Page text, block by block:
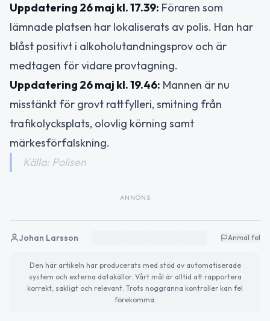
Uppdatering 26 maj kl. 17.39: Föraren som
lämnade platsen har lokaliserats av polis. Han har
blåst positivt i alkoholutandningsprov och är
medtagen för vidare provtagning.
Uppdatering 26 maj kl. 19.46: Mannen är nu
misstänkt för grovt rattfylleri, smitning från
trafikolycksplats, olovlig körning samt
märkesförfalskning.
Källa: Polisen
ANNONS
Johan Larsson Anmäl fel
Den här artikeln har producerats med stöd av automatiserade
system och externa datakällor. Vårt mål är alltid att rapportera
korrekt, sakligt och relevant. Trots noggranna kontroller kan fel
förekomma.